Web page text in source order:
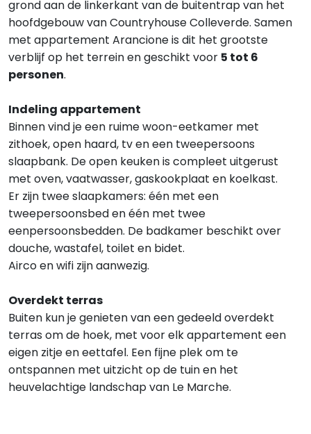
grond aan de linkerkant van de buitentrap van het
hoofdgebouw van Countryhouse Colleverde. Samen
met appartement Arancione is dit het grootste
verblijf op het terrein en geschikt voor 5 tot 6
personen.
Indeling appartement
Binnen vind je een ruime woon-eetkamer met
zithoek, open haard, tv en een tweepersoons
slaapbank. De open keuken is compleet uitgerust
met oven, vaatwasser, gaskookplaat en koelkast.
Er zijn twee slaapkamers: één met een
tweepersoonsbed en één met twee
eenpersoonsbedden. De badkamer beschikt over
douche, wastafel, toilet en bidet.
Airco en wifi zijn aanwezig.
Overdekt terras
Buiten kun je genieten van een gedeeld overdekt
terras om de hoek, met voor elk appartement een
eigen zitje en eettafel. Een fijne plek om te
ontspannen met uitzicht op de tuin en het
heuvelachtige landschap van Le Marche.